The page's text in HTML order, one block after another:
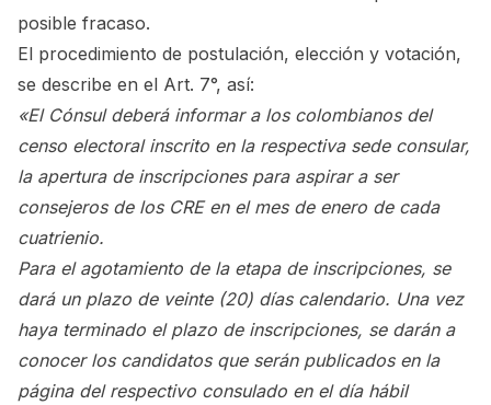
posible fracaso.
El procedimiento de postulación, elección y votación,
se describe en el Art. 7°, así:
«El Cónsul deberá informar a los colombianos del
censo electoral inscrito en la respectiva sede consular,
la apertura de inscripciones para aspirar a ser
consejeros de los CRE en el mes de enero de cada
cuatrienio.
Para el agotamiento de la etapa de inscripciones, se
dará un plazo de veinte (20) días calendario. Una vez
haya terminado el plazo de inscripciones, se darán a
conocer los candidatos que serán publicados en la
página del respectivo consulado en el día hábil